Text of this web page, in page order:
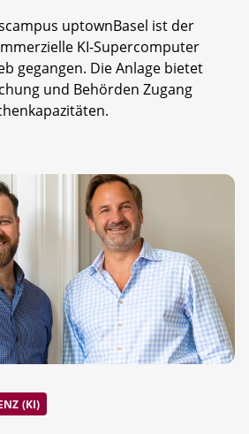
uptownBasel ist der
KI-Supercomputer
gegangen. Die Anlage bietet
und Behörden Zugang
(KI)